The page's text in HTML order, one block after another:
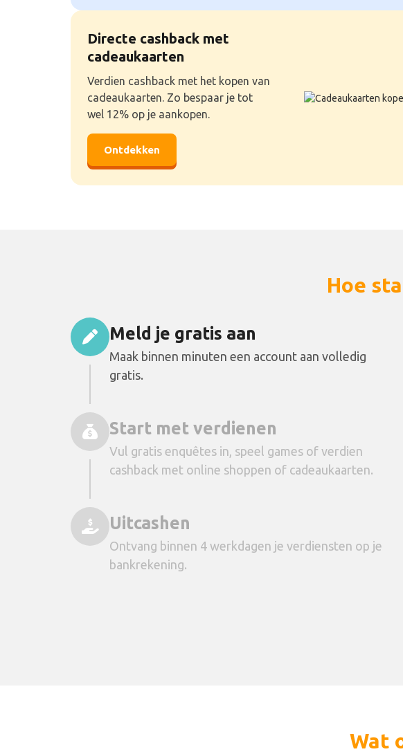
Directe cashback met
cadeaukaarten
Verdien cashback met het kopen van
cadeaukaarten. Zo bespaar je tot
wel 12% op je aankopen.
Ontdekken
Hoe
Meld je gratis aan
Maak binnen minuten een account aan volledig
gratis.
Start met verdienen
Vul gratis enquêtes in, speel games of verdien
cashback met online shoppen of cadeaukaarten.
Uitcashen
Ontvang binnen 4 werkdagen je verdiensten op je
bankrekening.
Wat